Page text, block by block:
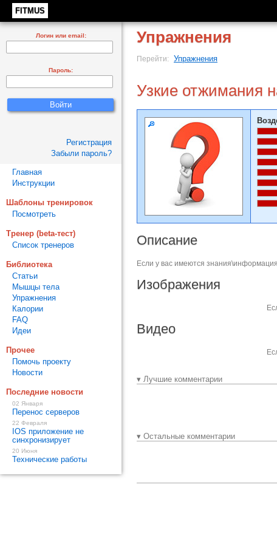
FITMUS
Упражнения
Перейти: Упражнения
Узкие отжимания
Описание
Если у вас имеются
Изображения
Видео
▾ Лучшие комментарии
▾ Остальные комментарии
Логин или email:
Пароль:
Регистрация
Забыли пароль?
Главная
Инструкции
Шаблоны тренировок
Посмотреть
Тренер (beta-тест)
Список тренеров
Библиотека
Статьи
Мышцы тела
Упражнения
Калории
FAQ
Идеи
Прочее
Помочь проекту
Новости
Последние новости
02 Января
Перенос серверов
22 Февраля
IOS приложение не
синхронизирует
20 Июня
Технические работы